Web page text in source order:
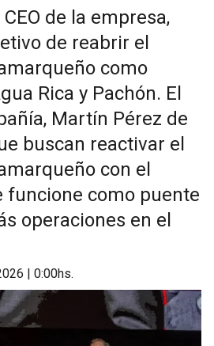
de la empresa,
de reabrir el
como
Rica y Pachón. El
Martín Pérez de
buscan reactivar el
con el
funcione como puente
operaciones en el
| 0:00hs.